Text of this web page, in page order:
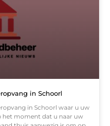
in Schoorl
in Schoorl waar u uw
het moment dat u naar uw